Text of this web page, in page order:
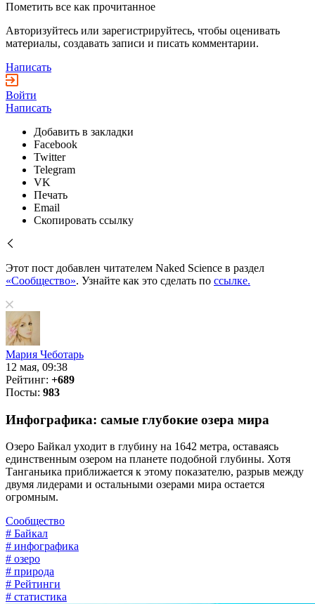
Пометить все как прочитанное
Авторизуйтесь или зарегистрируйтесь, чтобы оценивать
материалы, создавать записи и писать комментарии.
Написать
Войти
Написать
Добавить в закладки
Facebook
Twitter
Telegram
VK
Печать
Email
Скопировать ссылку
Этот пост добавлен читателем Naked Science в раздел
«Сообщество». Узнайте как это сделать по ссылке.
Мария Чеботарь
12 мая, 09:38
Рейтинг: +689
Посты: 983
Инфографика: самые глубокие озера мира
Озеро Байкал уходит в глубину на 1642 метра, оставаясь
единственным озером на планете подобной глубины. Хотя
Танганьика приближается к этому показателю, разрыв между
двумя лидерами и остальными озерами мира остается
огромным.
Сообщество
# Байкал
# инфографика
# озеро
# природа
# Рейтинги
# статистика